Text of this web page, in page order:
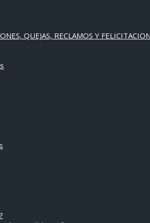
QUEJAS, RECLAMOS Y